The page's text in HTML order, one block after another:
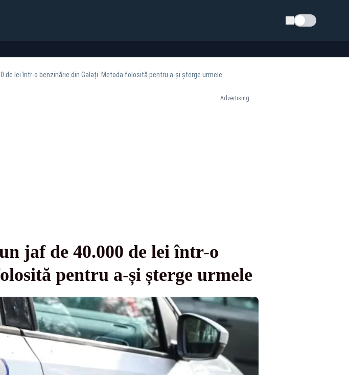
Schimba tema
de lei într-o benzinărie din Galați. Metoda folosită pentru a-și șterge urmele
Advertising
jaf de 40.000 de lei într-o
pentru a-și șterge urmele